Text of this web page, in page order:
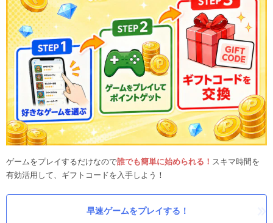
ゲームをプレイするだけなので誰でも簡単に始められる！ スキマ時間を
有効活用して、ギフトコードを入手しよう！
早速ゲームをプレイする！